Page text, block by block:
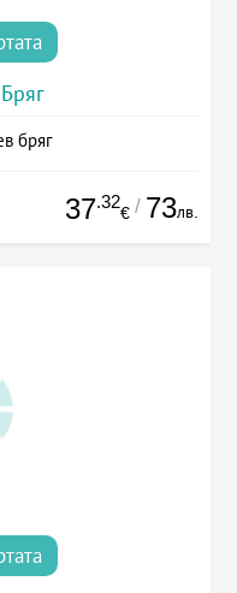
бряг
37.32
€ / 73лв.